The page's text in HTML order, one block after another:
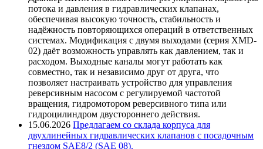
потока и давления в гидравлических клапанах,
обеспечивая высокую точность, стабильность и
надёжность повторяющихся операций в ответственных
системах. Модификация с двумя выходами (серия XMD-
02) даёт возможность управлять как давлением, так и
расходом. Выходные каналы могут работать как
совместно, так и независимо друг от друга, что
позволяет настраивать устройство для управления
реверсивным насосом с регулируемой частотой
вращения, гидромотором реверсивного типа или
гидроцилиндром двустороннего действия.
15.06.2026 Предлагаем со склада корпуса для
двухлинейных гидравлических клапанов с посадочным
гнездом SAE8/2 (SAE 08).